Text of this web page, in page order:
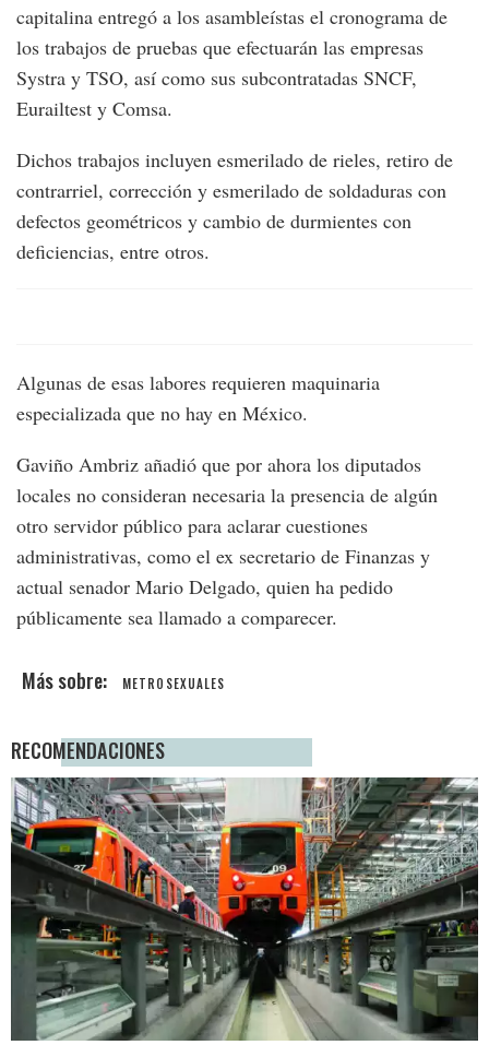
capitalina entregó a los asambleístas el cronograma de
los trabajos de pruebas que efectuarán las empresas
Systra y TSO, así como sus subcontratadas SNCF,
Eurailtest y Comsa.
Dichos trabajos incluyen esmerilado de rieles, retiro de
contrarriel, corrección y esmerilado de soldaduras con
defectos geométricos y cambio de durmientes con
deficiencias, entre otros.
Algunas de esas labores requieren maquinaria
especializada que no hay en México.
Gaviño Ambriz añadió que por ahora los diputados
locales no consideran necesaria la presencia de algún
otro servidor público para aclarar cuestiones
administrativas, como el ex secretario de Finanzas y
actual senador Mario Delgado, quien ha pedido
públicamente sea llamado a comparecer.
METROSEXUALES
RECOMENDACIONES